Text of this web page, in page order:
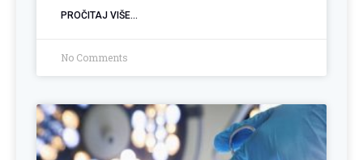
PROČITAJ VIŠE...
No Comments